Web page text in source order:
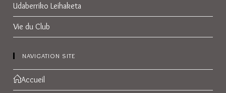
Udaberriko Leihaketa
Vie du Club
NAVIGATION SITE
Accueil